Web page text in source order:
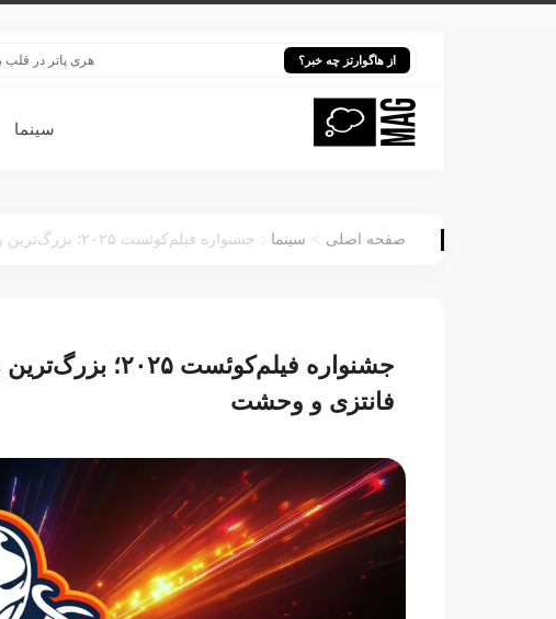
از هاگوارتز چه خبر؟ هری پاتر در قلب
سینما
صفحه اصلی > سینما : جشنواره فیلم‌کوئست ۲۰۲۵؛ بزرگ‌ترین رویداد جهانی سینمای علمی‌تخیلی، فانتزی و وحشت
جشنواره
فانتزی و وحشت